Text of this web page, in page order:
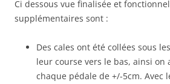
Ci dessous vue finalisée et
supplémentaires sont :
Des cales ont été collées sous
leur course vers le bas, ainsi on
chaque pédale de +/-5cm. Avec